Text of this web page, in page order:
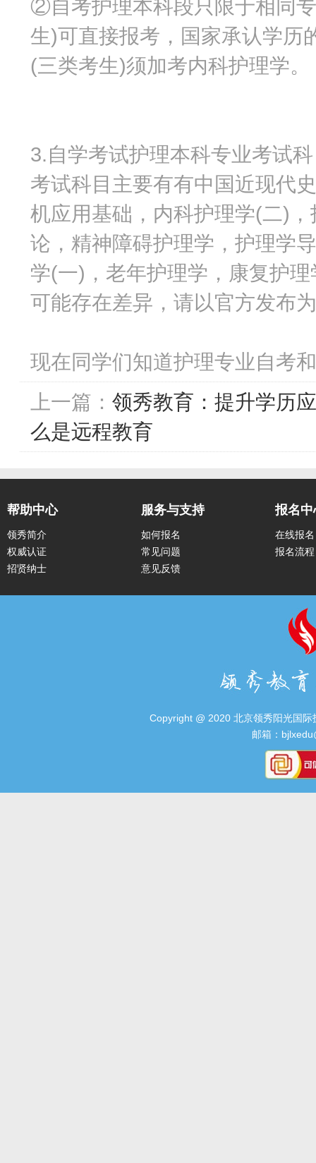
②自考护理本科段只限于相同
生)可直接报考，国家承认学历
(三类考生)须加考内科护理学。
3.自学考试护理本科专业考试
考试科目主要有有中国近现代
机应用基础，内科护理学(二)
论，精神障碍护理学，护理学
学(一)，老年护理学，康复护
可能存在差异，请以官方发布
现在同学们知道护理专业自考
上一篇： 领秀教育：提升学历
么是远程教育
帮助中心
领秀简介
权威认证
招贤纳士
服务与支持
如何报名
常见问题
意见反馈
报名中
在线报名
报名流程
Copyright @ 2020 北京领秀阳光国
邮箱：